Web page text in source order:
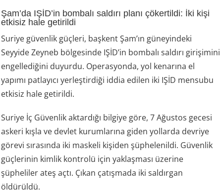
Şam’da IŞİD’in bombalı saldırı planı çökertildi: İki kişi
etkisiz hale getirildi
Suriye güvenlik güçleri, başkent Şam’ın güneyindeki
Seyyide Zeyneb bölgesinde IŞİD’in bombalı saldırı girişimini
engellediğini duyurdu. Operasyonda, yol kenarına el
yapımı patlayıcı yerleştirdiği iddia edilen iki IŞİD mensubu
etkisiz hale getirildi.
Suriye İç Güvenlik aktardığı bilgiye göre, 7 Ağustos gecesi
askeri kışla ve devlet kurumlarına giden yollarda devriye
görevi sırasında iki maskeli kişiden şüphelenildi. Güvenlik
güçlerinin kimlik kontrolü için yaklaşması üzerine
şüpheliler ateş açtı. Çıkan çatışmada iki saldırgan
öldürüldü.